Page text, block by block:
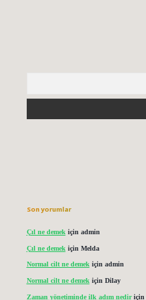
Son yorumlar
Çıl ne demek için admin
Çıl ne demek için Melda
Normal cilt ne demekiçin admin
Normal cilt ne demek için Dilay
Zaman yönetiminde ilk adım nediriçin